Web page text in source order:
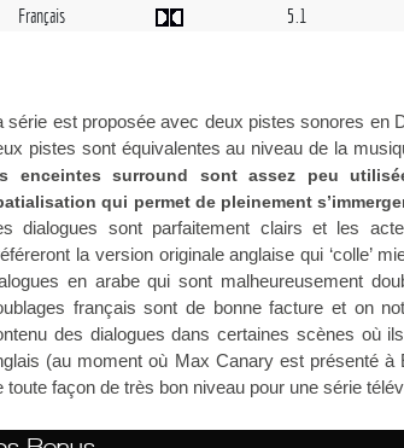
Français
5.1
série est proposée avec deux pistes sonores en
pistes sont équivalentes au niveau de la
enceintes surround sont assez peu
qui permet de pleinement
dialogues sont parfaitement clairs et les
la version originale anglaise qui ‘colle’
en arabe qui sont malheureusement
français sont de bonne facture et on
des dialogues dans certaines scènes où
(au moment où Max Canary est présenté à
toute façon de très bon niveau pour une série